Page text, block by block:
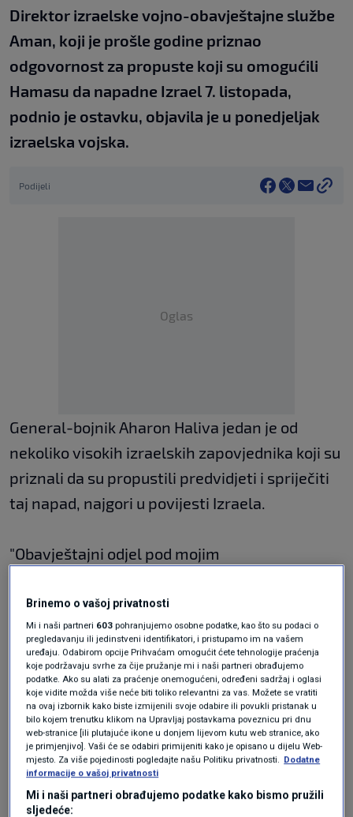
Direktor izraelske vojno-obavještajne službe
Aman, koji je prošle godine priznao
odgovornost za propuste koji su omogućili
Hamasu da napadne Izrael 7. listopada,
podnio je ostavku, objavila je u ponedjeljak
izraelska vojska.
Podijeli
Oglas
General-bojnik Aharon Haliva jedan je od
nekoliko visokih izraelskih zapovjednika koji su
priznali da su propustili predvidjeti i spriječiti
taj napad, najgori u povijesti Izraela.
"Obavještajni odjel pod mojim
je povjerena. Taj crni dan prati me sve od tada",
napisao je u pisanoj ostavci koju je objavila
vojska.
Načelnik glavnog stožera izraelske vojske,
general-pukovnik Herzi Halevi, i ravnatelj
unutarnje obavještajne agencije Shin Bet,
Ronen Bar, također su preuzeli odgovornost
nakon Hamasova napada, ali su ostali na
Brinemo o vašoj privatnosti
Mi i naši partneri 603 pohranjujemo osobne podatke, kao što su podaci o
pregledavanju ili jedinstveni identifikatori, i pristupamo im na vašem
uređaju. Odabirom opcije Prihvaćam omogućit ćete tehnologije praćenja
koje podržavaju svrhe za čije pružanje mi i naši partneri obrađujemo
podatke. Ako su alati za praćenje onemogućeni, određeni sadržaj i oglasi
koje vidite možda više neće biti toliko relevantni za vas. Možete se vratiti
na ovaj izbornik kako biste izmijenili svoje odabire ili povukli pristanak u
bilo kojem trenutku klikom na Upravljaj postavkama poveznicu pri dnu
web-stranice [ili plutajuće ikone u donjem lijevom kutu web stranice, ako
je primjenjivo]. Vaši će se odabiri primijeniti kako je opisano u dijelu Web-
mjesto. Za više pojedinosti pogledajte našu Politiku privatnosti.
Dodatne
informacije o vašoj privatnosti
Mi i naši partneri obrađujemo podatke kako bismo pružili
sljedeće: